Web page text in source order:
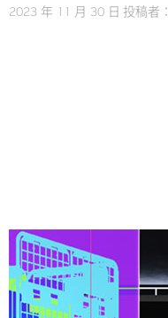
2023 年 11 月 30 日 投稿者：
Share